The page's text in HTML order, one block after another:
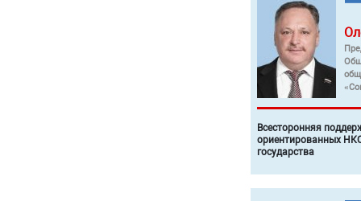
Всесторонняя
ориентированных
государства